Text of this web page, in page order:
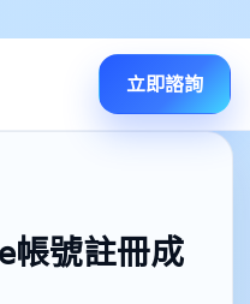
立即諮詢
帳號註冊成